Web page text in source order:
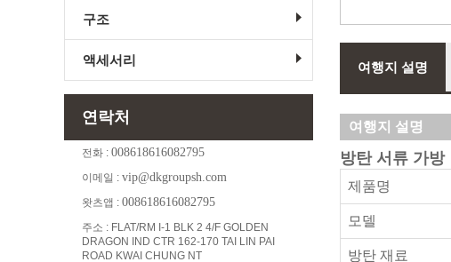
여행지 설명
여행지 설명
방탄 서류 가방
제품명
모델
방탄 재료
구조
액세서리
연락처
전화 : 008618616082795
이메일 : vip@dkgroupsh.com
왓츠앱 : 008618616082795
주소 : FLAT/RM I-1 BLK 2 4/F GOLDEN
DRAGON IND CTR 162-170 TAI LIN PAI
ROAD KWAI CHUNG NT